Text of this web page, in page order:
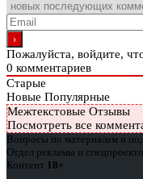
Пожалуйста, войдите,
0 комментариев
Старые
Новые Популярные
Межтекстовые Отзывы
Посмотреть все
Вопросы по материалам и
Отдел рекламы и
Контент 18+